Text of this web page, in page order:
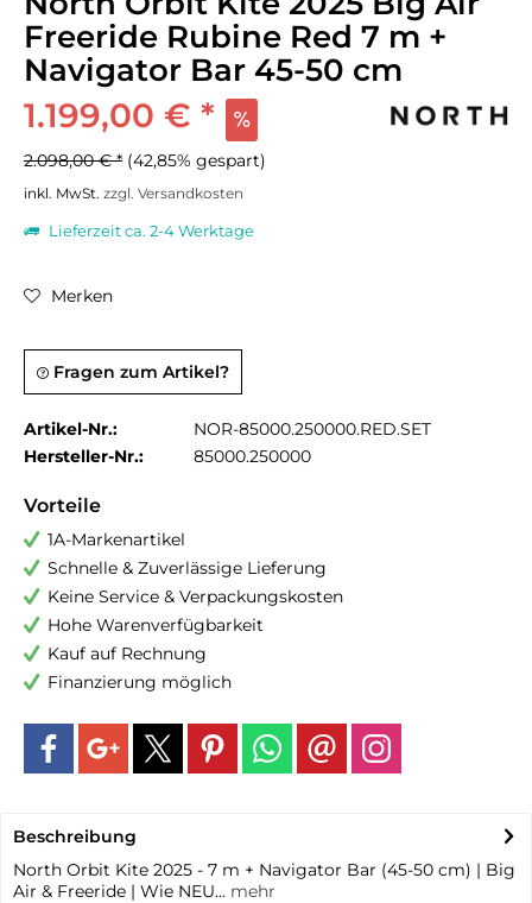
Freeride Rubine Red 7 m +
Navigator Bar 45-50 cm
1.199,00 € *
2.098,00 € * (42,85% gespart)
inkl. MwSt. zzgl. Versandkosten
Lieferzeit ca. 2-4 Werktage
Merken
Fragen zum Artikel?
Artikel-Nr.:
NOR-85000.250000.RED.SET
Hersteller-Nr.:
85000.250000
Vorteile
1A-Markenartikel
Schnelle & Zuverlässige Lieferung
Keine Service & Verpackungskosten
Hohe Warenverfügbarkeit
Kauf auf Rechnung
Finanzierung möglich
Beschreibung
North Orbit Kite 2025 - 7 m + Navigator Bar (45-50 cm) | Big
Air & Freeride | Wie NEU... mehr